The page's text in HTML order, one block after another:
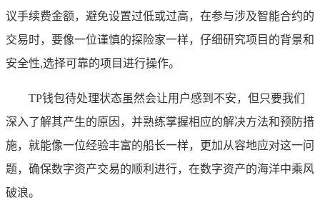
议手续费金额，避免设置过低或过高，在参与涉及智能合约的
交易时，要像一位谨慎的探险家一样，仔细研究项目的背景和
安全性,选择可靠的项目进行操作。
TP钱包待处理状态虽然会让用户感到不安，但只要我们
深入了解其产生的原因，并熟练掌握相应的解决方法和预防措
施，就能像一位经验丰富的船长一样，更加从容地应对这一问
题，确保数字资产交易的顺利进行，在数字资产的海洋中乘风
破浪。